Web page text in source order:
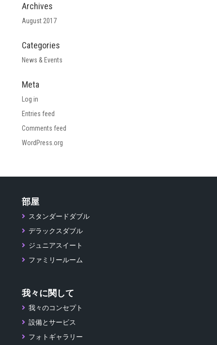
Archives
August 2017
Categories
News & Events
Meta
Log in
Entries feed
Comments feed
WordPress.org
部屋
スタンダードダブル
デラックスダブル
ジュニアスイート
ファミリールーム
我々に関して
我々のコンセプト
設備とサービス
フォトギャラリー